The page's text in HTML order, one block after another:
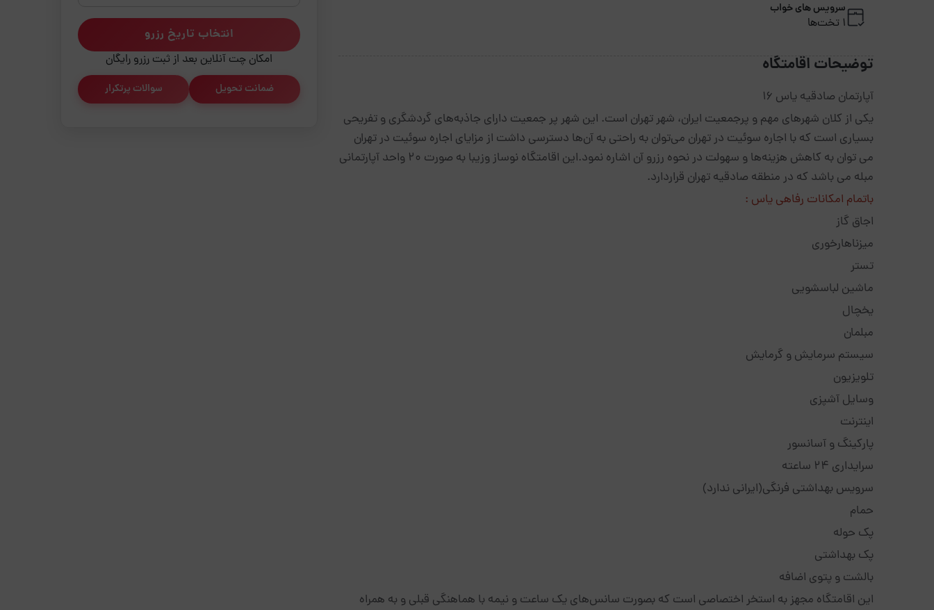
سرویس های خواب
1 تخت‌ها
توضیحات اقامتگاه
آپارتمان صادقیه یاس 16
یکی از کلان شهرهای مهم و پرجمعیت ایران، شهر تهران است. این شهر پر جمعیت دارای جاذبه‌های گردشگری‌ و تفریحی
بسیاری است که با اجاره سوئیت در تهران می‌توان به راحتی به آن‌ها دسترسی داشت از مزایای اجاره سوئیت در تهران
می توان به کاهش هزینه‌ها و سهولت در نحوه رزرو آن اشاره نمود.این اقامتگاه نوساز وزیبا به صورت 20 واحد آپارتمانی
مبله می باشد که در منطقه صادقیه تهران قراردارد.
باتمام امکانات رفاهی یاس :
اجاق گاز
میزناهارخوری
تستر
ماشین لباسشویی
یخچال
مبلمان
سیستم سرمایش و گرمایش
تلویزیون
وسایل آشپزی
اینترنت
پارکینگ و آسانسور
سرایداری ۲۴ ساعته
سرویس بهداشتی فرنگی(ایرانی ندارد)
حمام
پک حوله
پک بهداشتی
بالشت و پتوی اضافه
این اقامتگاه مجهز به استخر اختصاصی است که بصورت سانس‌های یک ساعت و نیمه با هماهنگی قبلی و به همراه
انتخاب تاریخ رزرو
امکان چت آنلاین بعد از ثبت رزرو رایگان
ضمانت تحویل سوالات پرتکرار